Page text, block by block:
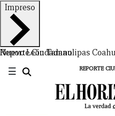
Impreso
Nuevo LeónTamaulipas
Reporte Ciudadano
☰ REPORTE